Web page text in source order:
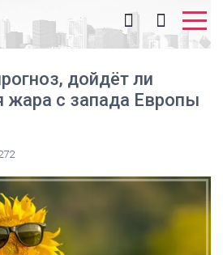
дойдёт ли
жара с запада Европы